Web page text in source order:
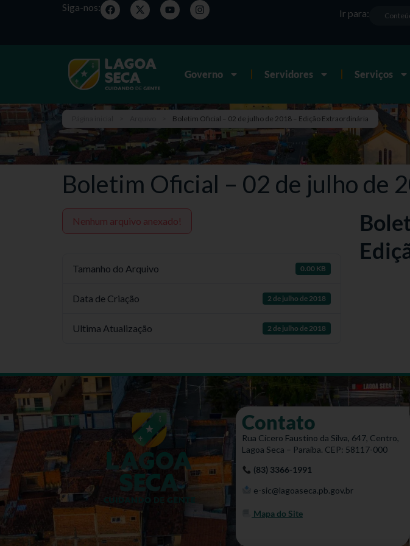
Siga-nos:
Ir para:
Governo Servidores Serviços
Boletim Oficial – 02 de julho de 2018 – Edição Extraordinária
Boletim Oficial – 02 de julho de
Nenhum arquivo anexado!
Tamanho do Arquivo 0.00 KB
Data de Criação 2 de julho de 2018
Ultima Atualização 2 de julho de 2018
Contato
Rua Cícero Faustino da Silva, 647, Centro,
Lagoa Seca – Paraíba. CEP: 58117-000
(83) 3366-1991
e-sic@lagoaseca.pb.gov.br
Mapa do Site